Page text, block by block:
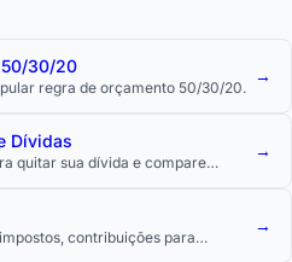
50/30/20
regra de orçamento 50/30/20.
→
Dívidas
quitar sua dívida e compare
→
contribuições para
→